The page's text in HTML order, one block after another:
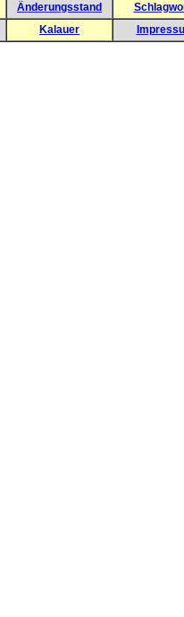
Änderungsstand
Kalauer